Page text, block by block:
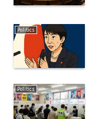
Politics
Politics